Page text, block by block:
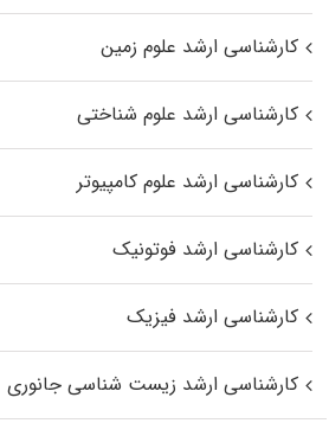
کارشناسی ارشد علوم زمین
کارشناسی ارشد علوم شناختی
کارشناسی ارشد علوم کامپیوتر
کارشناسی ارشد فوتونیک
کارشناسی ارشد فیزیک
کارشناسی ارشد زیست‌ شناسی جانوری